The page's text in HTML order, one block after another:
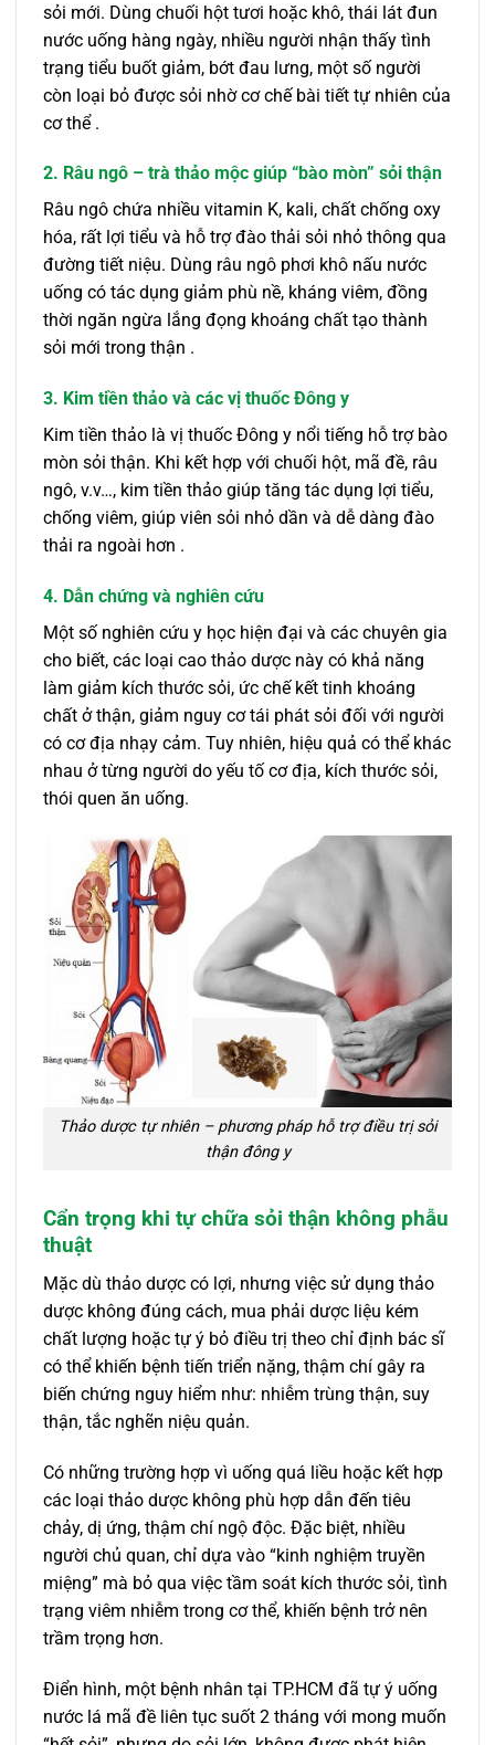
sỏi mới. Dùng chuối hột tươi hoặc khô, thái lát đun
nước uống hàng ngày, nhiều người nhận thấy tình
trạng tiểu buốt giảm, bớt đau lưng, một số người
còn loại bỏ được sỏi nhờ cơ chế bài tiết tự nhiên của
cơ thể .
2. Râu ngô – trà thảo mộc giúp “bào mòn” sỏi thận
Râu ngô chứa nhiều vitamin K, kali, chất chống oxy
hóa, rất lợi tiểu và hỗ trợ đào thải sỏi nhỏ thông qua
đường tiết niệu. Dùng râu ngô phơi khô nấu nước
uống có tác dụng giảm phù nề, kháng viêm, đồng
thời ngăn ngừa lắng đọng khoáng chất tạo thành
sỏi mới trong thận .
3. Kim tiền thảo và các vị thuốc Đông y
Kim tiền thảo là vị thuốc Đông y nổi tiếng hỗ trợ bào
mòn sỏi thận. Khi kết hợp với chuối hột, mã đề, râu
ngô, v.v…, kim tiền thảo giúp tăng tác dụng lợi tiểu,
chống viêm, giúp viên sỏi nhỏ dần và dễ dàng đào
thải ra ngoài hơn .
4. Dẫn chứng và nghiên cứu
Một số nghiên cứu y học hiện đại và các chuyên gia
cho biết, các loại cao thảo dược này có khả năng
làm giảm kích thước sỏi, ức chế kết tinh khoáng
chất ở thận, giảm nguy cơ tái phát sỏi đối với người
có cơ địa nhạy cảm. Tuy nhiên, hiệu quả có thể khác
nhau ở từng người do yếu tố cơ địa, kích thước sỏi,
thói quen ăn uống.
Thảo dược tự nhiên – phương pháp hỗ trợ điều trị sỏi
thận đông y
Cẩn trọng khi tự chữa sỏi thận không phẫu
thuật
Mặc dù thảo dược có lợi, nhưng việc sử dụng thảo
dược không đúng cách, mua phải dược liệu kém
chất lượng hoặc tự ý bỏ điều trị theo chỉ định bác sĩ
có thể khiến bệnh tiến triển nặng, thậm chí gây ra
biến chứng nguy hiểm như: nhiễm trùng thận, suy
thận, tắc nghẽn niệu quản.
Có những trường hợp vì uống quá liều hoặc kết hợp
các loại thảo dược không phù hợp dẫn đến tiêu
chảy, dị ứng, thậm chí ngộ độc. Đặc biệt, nhiều
người chủ quan, chỉ dựa vào “kinh nghiệm truyền
miệng” mà bỏ qua việc tầm soát kích thước sỏi, tình
trạng viêm nhiễm trong cơ thể, khiến bệnh trở nên
trầm trọng hơn.
Điển hình, một bệnh nhân tại TP.HCM đã tự ý uống
nước lá mã đề liên tục suốt 2 tháng với mong muốn